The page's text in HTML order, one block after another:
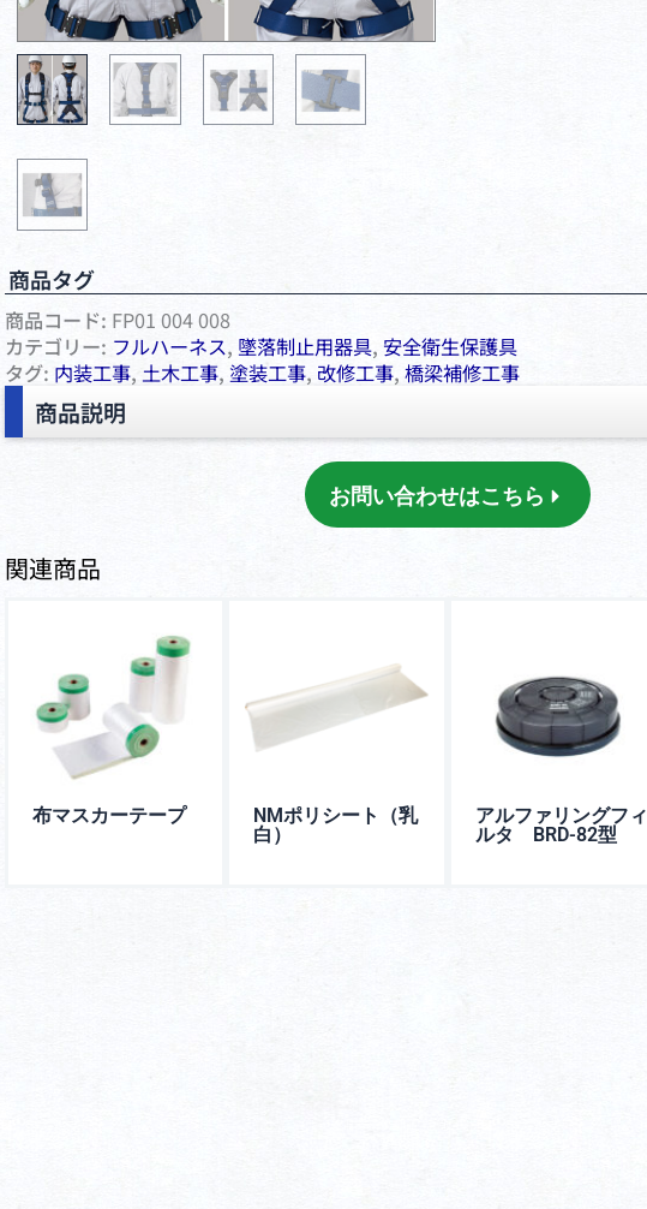
商品タグ
商品コード: FP01 004 008
カテゴリー: フルハーネス, 墜落制⽌⽤器具, 安全衛⽣保護具
タグ: 内装工事, 土木工事, 塗装工事, 改修工事,橋梁補修工事
商品説明
お問い合わせはこちら
関連商品
布マスカーテープ
NMポリシート（乳
白）
アルファリングフィ
ルタ BRD-82型